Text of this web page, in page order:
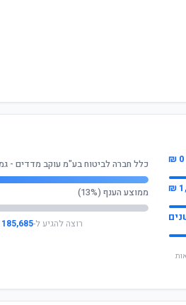
0 ₪ כלל חברה לביטוח בע"מ עוקב מדדים -
ממוצע הענף (13%)
רוצה להגיע ל-185,685 ₪